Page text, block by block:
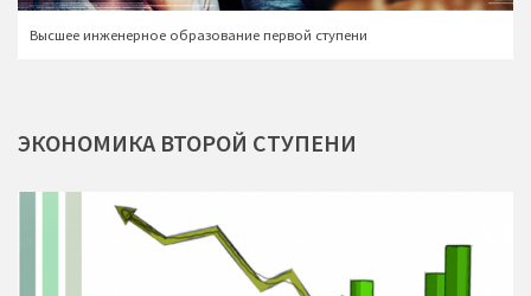
Высшее инженерное образование первой ступени
ЭКОНОМИКА ВТОРОЙ СТУПЕНИ